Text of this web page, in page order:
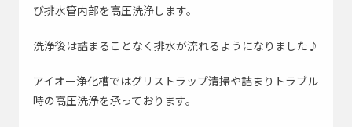
び排水管内部を高圧洗浄します。
洗浄後は詰まることなく排水が流れるようになりました♪
アイオー浄化槽ではグリストラップ清掃や詰まりトラブル
時の高圧洗浄を承っております。